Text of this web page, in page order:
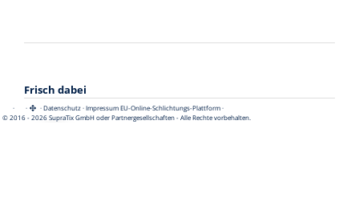
Frisch dabei
· · ·Datenschutz·Impressum EU-Online-Schlichtungs-Plattform·
© 2016 - 2026 SupraTix GmbH oder Partnergesellschaften - Alle Rechte vorbehalten.